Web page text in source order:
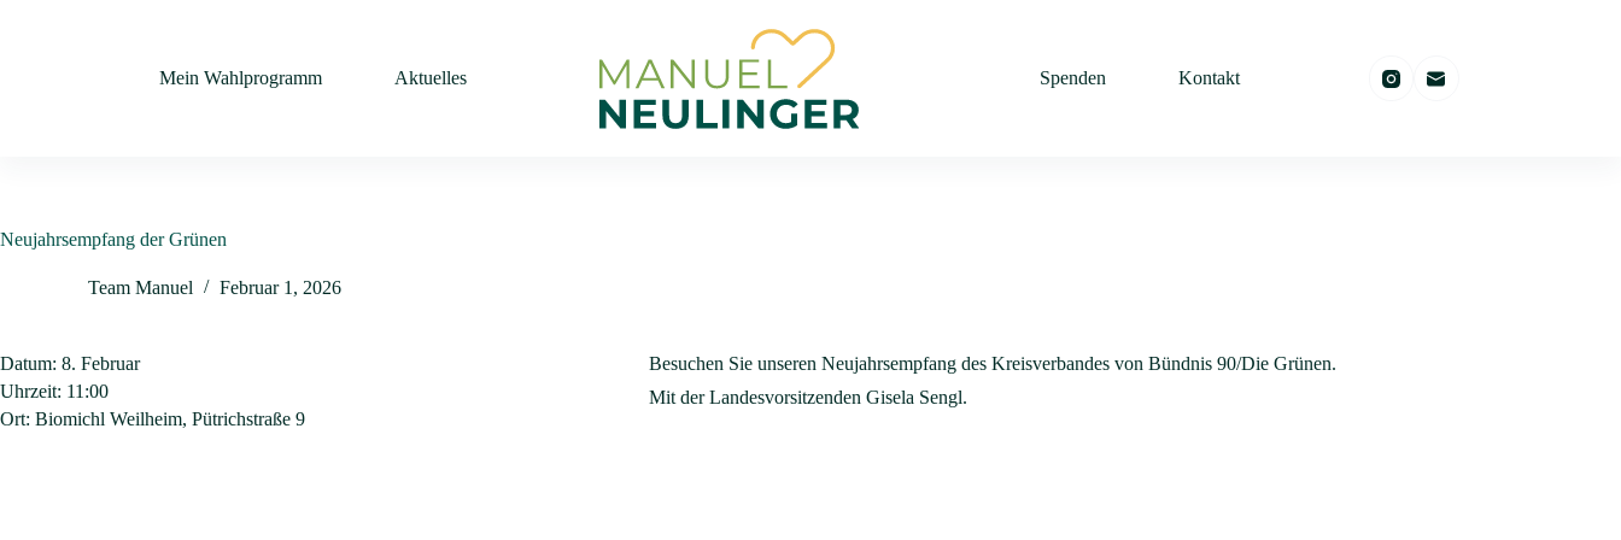
Mein Wahlprogramm Aktuelles Spenden Kontakt
Neujahrsempfang der Grünen
Team Manuel Februar 1, 2026
Datum: 8. Februar
Uhrzeit: 11:00
Ort: Biomichl Weilheim, Pütrichstraße 9
Besuchen Sie unseren Neujahrsempfang des Kreisverbandes von Bündnis 90/Die Grünen.
Mit der Landesvorsitzenden Gisela Sengl.